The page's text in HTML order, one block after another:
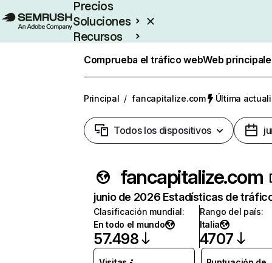
Precios
Soluciones
Recursos
Comprueba el tráfico webWeb
Principal / fancapitalize.com Última
Todos los dispositivos
fancapitalize.com
junio de 2026 Estadísticas de
Clasificación mundial:
En todo el mundo
57.498
Rango del país:
Italia
4707